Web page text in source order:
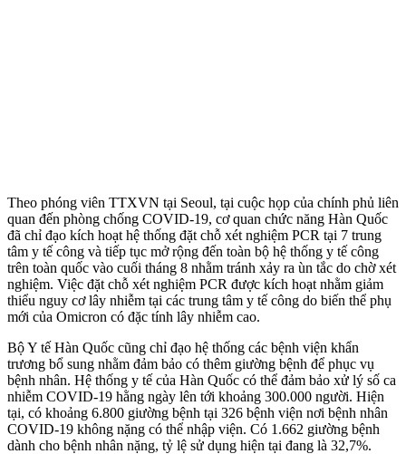
Theo phóng viên TTXVN tại Seoul, tại cuộc họp của chính phủ liên
quan đến phòng chống COVID-19, cơ quan chức năng Hàn Quốc
đã chỉ đạo kích hoạt hệ thống đặt chỗ xét nghiệm PCR tại 7 trung
tâm y tế công và tiếp tục mở rộng đến toàn bộ hệ thống y tế công
trên toàn quốc vào cuối tháng 8 nhằm tránh xảy ra ùn tắc do chờ xét
nghiệm. Việc đặt chỗ xét nghiệm PCR được kích hoạt nhằm giảm
thiểu nguy cơ lây nhiễm tại các trung tâm y tế công do biến thể phụ
mới của Omicron có đặc tính lây nhiễm cao.
Bộ Y tế Hàn Quốc cũng chỉ đạo hệ thống các bệnh viện khẩn
trương bổ sung nhằm đảm bảo có thêm giường bệnh để phục vụ
bệnh nhân. Hệ thống y tế của Hàn Quốc có thể đảm bảo xử lý số ca
nhiễm COVID-19 hằng ngày lên tới khoảng 300.000 người. Hiện
tại, có khoảng 6.800 giường bệnh tại 326 bệnh viện nơi bệnh nhân
COVID-19 không nặng có thể nhập viện. Có 1.662 giường bệnh
dành cho bệnh nhân nặng, tỷ lệ sử dụng hiện tại đang là 32,7%.